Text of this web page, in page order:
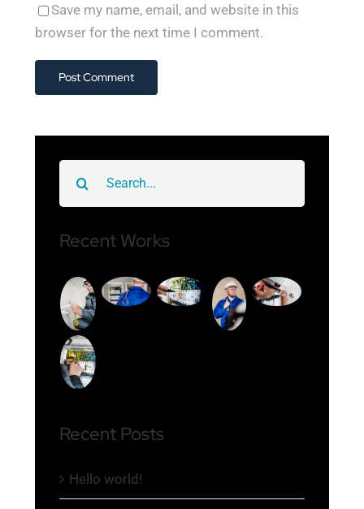
Save my name, email, and website in this
browser for the next time I comment.
for:
Recent Works
Recent Posts
Hello world!